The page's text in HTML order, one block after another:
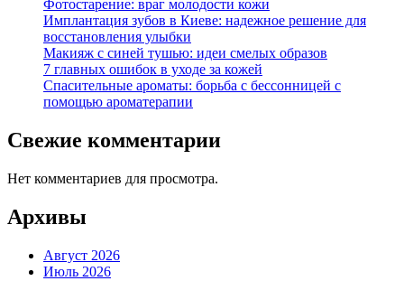
Фотостарение: враг молодости кожи
Имплантация зубов в Киеве: надежное решение для
восстановления улыбки
Макияж с синей тушью: идеи смелых образов
7 главных ошибок в уходе за кожей
Спасительные ароматы: борьба с бессонницей с
помощью ароматерапии
Свежие комментарии
Нет комментариев для просмотра.
Архивы
Август 2026
Июль 2026